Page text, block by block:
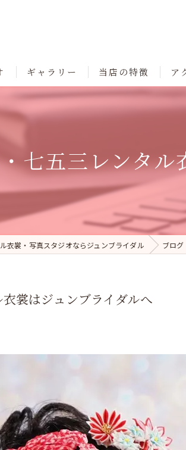
ギャラリー 当店の特徴
七五三
卒業
ブライダル
レンタル
ア
七五三レンタル
衣裳・写真スタジオならジュンブライダル ブログ
裳はジュンブライダルへ